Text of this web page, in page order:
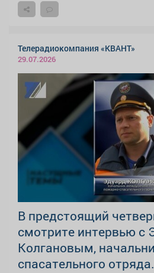
Телерадиокомпания «КВАНТ»
29.07.2026
В предстоящий
смотрите интервью с
Колгановым,
спасательного отряда.